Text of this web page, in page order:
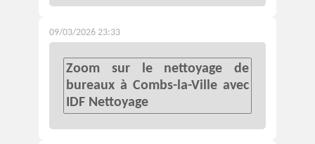
09/03/2026 23:33
Zoom sur le nettoyage de
bureaux à Combs-la-Ville avec
IDF Nettoyage